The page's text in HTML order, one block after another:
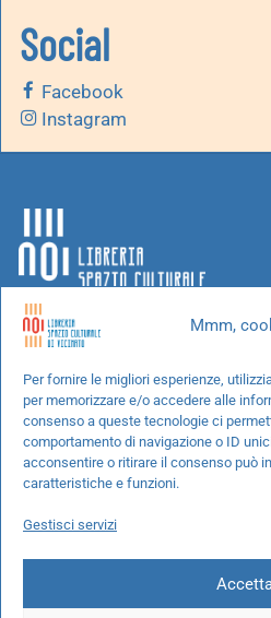
Mmm,
Per fornire le migliori esperienze,
per memorizzare e/o accedere alle
consenso a queste tecnologie ci
comportamento di navigazione o ID
acconsentire o ritirare il consenso può
caratteristiche e funzioni.
Gestisci servizi
Accetta
Social
Facebook
Instagram
Chi siamo
Progetti speciali
Richiedi un libro
Spedizioni
Cookie Policy